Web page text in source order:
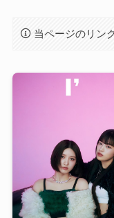
当ページのリン